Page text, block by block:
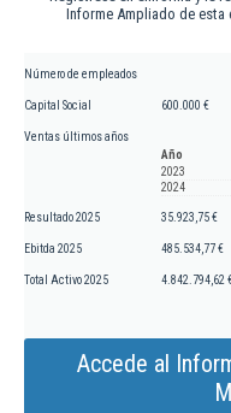
Informe Ampliado de esta
Número de empleados
Capital Social 600.000 €
Ventas últimos años
Año
2023
2024
Resultado 2025 35.923,75 €
Ebitda 2025 485.534,77 €
Total Activo 2025 4.842.794,62
Accede al